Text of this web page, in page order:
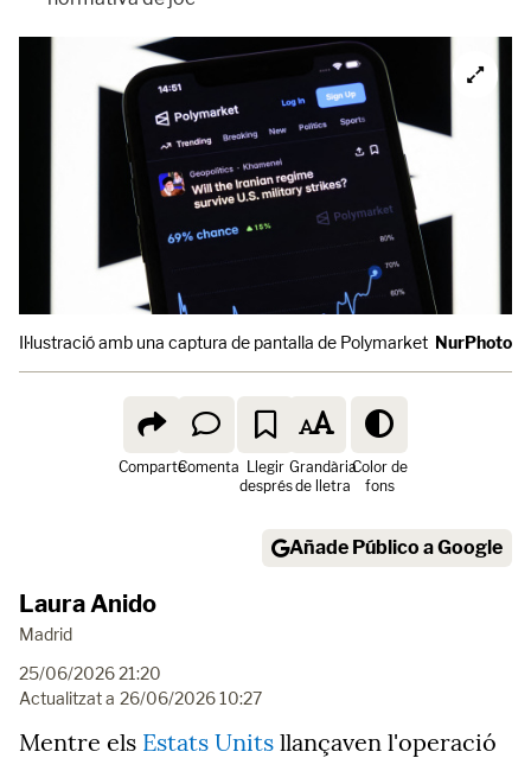
Il·lustració amb una captura de pantalla de Polymarket NurPhoto
ComparteComenta Llegir
després
Grandària
de lletra
Color de
fons
Añade Público a Google
Laura Anido
Madrid
25/06/2026 21:20
Actualitzat a 26/06/2026 10:27
Mentre els Estats Units llançaven l'operació